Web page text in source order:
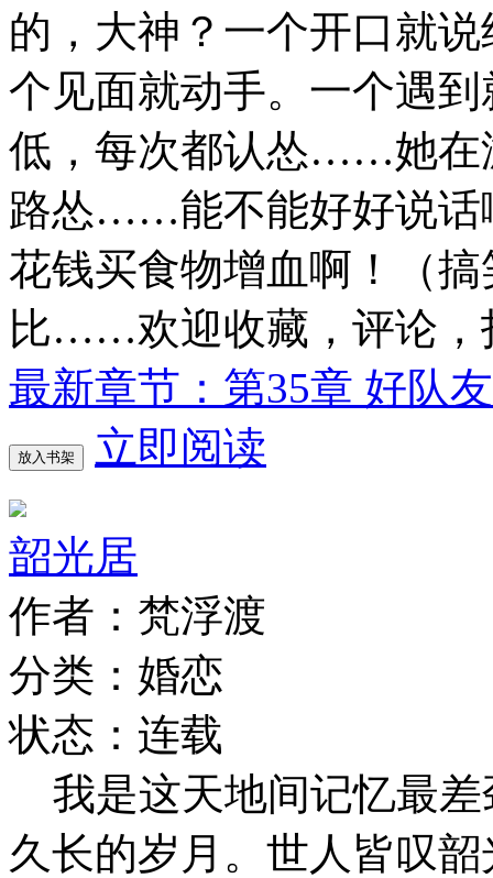
的，大神？一个开口就
个见面就动手。一个遇
低，每次都认怂……她在
路怂……能不能好好说话
花钱买食物增血啊！（
比……欢迎收藏，评论，
最新章节：第35章 好队友
放入书架 立即阅读
韶光居
作者：梵浮渡
分类：婚恋
状态：连载
我是这天地间记忆最差
久长的岁月。世人皆叹